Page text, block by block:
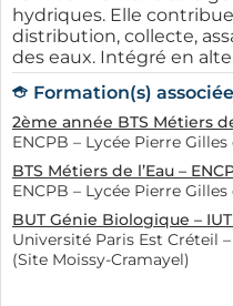
hydriques. Elle
distribution, collecte,
des eaux. Intégré en
Formation(s)
2ème année BTS Métiers de
ENCPB – Lycée Pierre Gilles
BTS Métiers de l’Eau –
ENCPB – Lycée Pierre Gilles
BUT Génie Biologique –
Université Paris Est Créteil
(Site Moissy-Cramayel)